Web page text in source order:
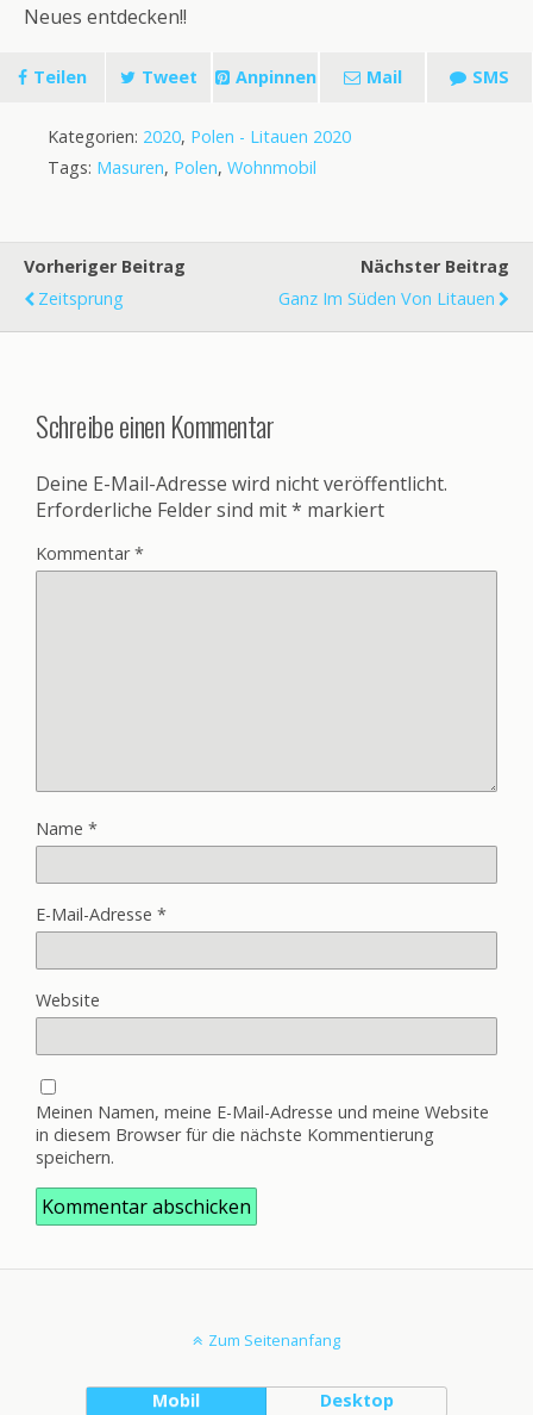
Neues entdecken!!
Teilen Tweet Anpinnen Mail SMS
Kategorien: 2020, Polen - Litauen 2020
Tags: Masuren, Polen, Wohnmobil
Vorheriger Beitrag
Zeitsprung
Nächster Beitrag
Ganz Im Süden Von Litauen
Schreibe einen Kommentar
Deine E-Mail-Adresse wird nicht veröffentlicht.
Erforderliche Felder sind mit* markiert
Kommentar*
Name *
E-Mail-Adresse *
Website
Meinen Namen, meine E-Mail-Adresse und meine Website
in diesem Browser für die nächste Kommentierung
speichern.
Zum Seitenanfang
Mobil Desktop